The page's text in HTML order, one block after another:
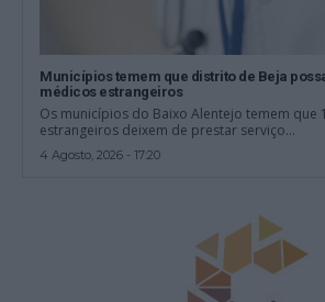
Municípios temem que distrito de Beja
médicos estrangeiros
Os municípios do Baixo Alentejo temem que
estrangeiros deixem de prestar serviço...
4 Agosto, 2026 - 17:20